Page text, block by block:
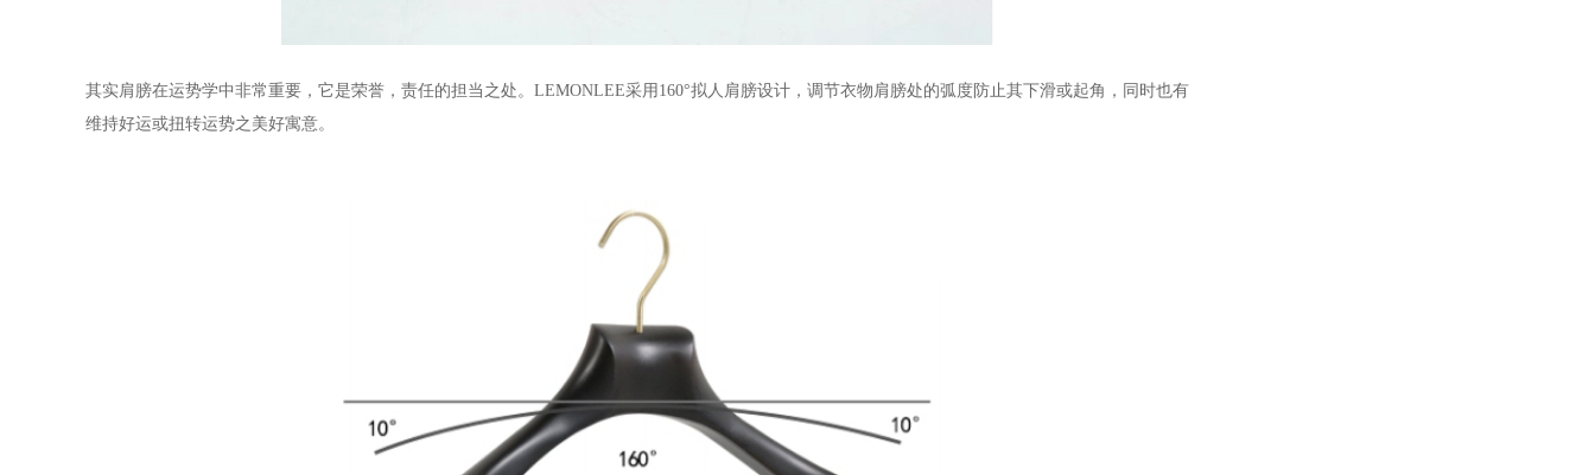
其实肩膀在运势学中非常重要，它是荣誉，责任的担当之处。 LEMONLEE采用160°拟人肩膀设计，调节衣物肩膀处的弧度防止其下滑或起角，同时也有
维持好运或扭转运势之美好寓意。